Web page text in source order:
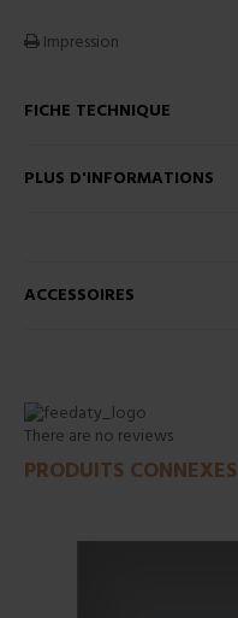
Impression
FICHE TECHNIQUE
PLUS D'INFORMATIONS
ACCESSOIRES
There are no reviews
PRODUITS CONNEXES